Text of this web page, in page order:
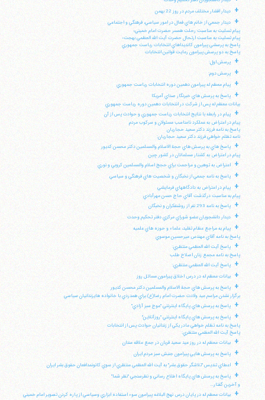
+ ديدار اقشار مختلف مردم در روز 22 بهمن
+
ديدار جمعي از خانم هاي فعال در امور سياسي، فرهنگي و اجتماعي
پيام تسليت به مناسبت رحلت همسر حضرت امام خميني؛
پيام تسليت به مناسبت ارتحال حضرت آيت الله العظمي بهجت؛
پاسخ به پرسشي پيرامون كانديداهاي انتخابات رياست جمهوري
پاسخ به دو پرسش پيرامون رعايت قوانين انتخابات
+ پرسش اول:
+ پرسش دوم:
+ پيام معظم له پيرامون دهمين دوره انتخابات رياست جمهوري
+
پاسخ به پرسش هاي خبرنگار صداي آمريكا
بيانات معظم له پس از شركت در انتخابات دهمين دوره رياست جمهوري
+
پيام در رابطه با نتايج انتخابات رياست جمهوري و حوادث پس از آن
پيام در اعتراض به عملكرد نامناسب مسئولان و سركوب مردم
پاسخ به نامه فرزند دكتر سعيد حجاريان
نامه تظلم خواهي فرزند دكتر سعيد حجاريان:
+
پاسخ هاي به پرسش هاي حجة الاسلام والمسلمين دكتر محسن كديور
پيام در اعتراض به كشتار مسلمانان در كشور چين
+ اعتراض به توهين و مزاحمت براي حجج اسلام والمسلمين كروبي و نوري
+ پاسخ به نامه جمعي از نخبگان و شخصيت هاي فرهنگي و سياسي
+
پيام در اعتراض به دادگاههاي فرمايشي
پيام به مناسبت درگذشت آقاي حاج حسن مهرآبادي
+ پاسخ به نامه 293 نفر از روشنفكران و نخبگان
+ ديدار دانشجويان عضو شوراي مركزي دفتر تحكيم وحدت
+
پيام به مراجع عظام تقليد، علماء و حوزه هاي علميه
پاسخ به نامه آقاي مهندس ميرحسين موسوي
+
پاسخ آيت الله العظمي منتظري:
پاسخ به نامه مجمع زنان اصلاح طلب
+ پاسخ آيت الله العظمي منتظري:
+ بيانات معظم له در درس اخلاق پيرامون مسائل روز
+
پاسخ به پرسش هاي حجة الاسلام والمسلمين دكتر محسن كديور
برگزار نشدن مراسم عيد ولادت حضرت امام رضا(ع) براي همدردي با خانواده هايزندانيان سياسي
+ پاسخ به پرسش هاي پايگاه اينترنتي "موج سبز آزادي"
+
پاسخ به پرسش هاي پايگاه اينترنتي "روزآنلاين"
پاسخ به نامه تظلم خواهي مادر يكي از زندانيان حوادث پس از انتخابات
پاسخ آيت الله العظمي منتظري:
+ بيانات معظم له در روز عيد سعيد قربان در جمع علاقه مندان
+ پاسخ به پرسش هايي پيرامون جنبش سبز مردم ايران
+ اعطاي تنديس "تلاشگر حقوق بشر" به آيت الله العظمي منتظري از سوي كانونمدافعان حقوق بشر ايران
+
پاسخ به پرسش هاي پايگاه اطلاع رساني و نظرسنجي "نظر شما"
و آخرين گفتار...
+ بيانات معظم له در پايان درس نهج البلاغه پيرامون سوء استفاده ابزاري وسياسي از پاره كردن تصوير امام خميني